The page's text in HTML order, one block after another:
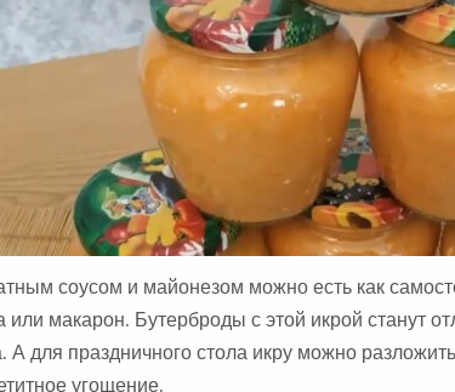
соусом и майонезом можно есть как
или макарон. Бутерброды с этой икрой станут
А для праздничного стола икру можно
угощение.